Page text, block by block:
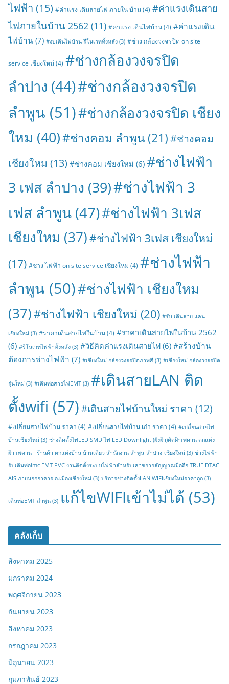
ไฟฟ้า (15) #ค่าแรง เดินสายไฟ ภายใน บ้าน(4) #ค่าแรงเดินสาย
ไฟภายในบ้าน 2562 (11) #ค่าแรง เดินไฟบ้าน(4) #ค่าแรงเดิน
ไฟบ้าน(7) #งบเดินไฟบ้าน รีโนเวททั้งหลัง (3) #ช่าง กล้องวงจรปิด on site
service เชียงใหม่ (4) #ช่างกล้องวงจรปิด
ลำปาง (44)#ช่างกล้องวงจรปิด
ลำพูน (51)#ช่างกล้องวงจรปิด เชียง
ใหม (40)#ช่างคอม ลำพูน (21)#ช่างคอม
เชียงใหม (13) #ช่างคอม เชียงใหม่ (6) #ช่างไฟฟ้า
3 เฟส ลำปาง (39)#ช่างไฟฟ้า 3
เฟส ลำพูน (47)#ช่างไฟฟ้า 3เฟส
เชียงใหม (37)#ช่างไฟฟ้า 3เฟส เชียงใหม่
(17) #ช่าง ไฟฟ้า on site service เชียงใหม่ (4) #ช่างไฟฟ้า
ลำพูน (50)#ช่างไฟฟ้า เชียงใหม
(37)#ช่างไฟฟ้า เชียงใหม่ (20) #รับ เดินสาย แลน
เชียงใหม่ (3) #ราคาเดินสายไฟในบ้าน(4) #ราคาเดินสายไฟในบ้าน 2562
(6) #รีโนเวทไฟฟ้าทั้งหลัง (3) #วิธีคิดค่าแรงเดินสายไฟ (6) #สร้างบ้าน
ต้องการช่างไฟฟ้า (7) #เชียงใหม่ กล้องวงจรปิดภาพสี (3) #เชียงใหม่ กล้องวงจรปิด
รุ่นใหม่ (3) #เดินท่อสายไฟEMT (3) #เดินสายLAN ติด
ตั้งwifi (57)#เดินสายไฟบ้านใหม่ ราคา (12)
#เปลี่ยนสายไฟบ้าน ราคา (4) #เปลี่ยนสายไฟบ้าน เก่า ราคา (4) #เปลี่ยนสายไฟ
บ้านเชียงใหม่ (3) ช่างติดตั้งไฟLED SMD ไฟ LED Downlight (ฝังฝ้า)ติดฝ้าเพดาน ตกแต่ง
ฝ้า เพดาน - ร้านค้า ตกแต่งบ้าน บ้านเดี่ยว สำนักงาน ลำพูน-ลำปาง-เชียงใหม่ (3) ช่างไฟฟ้า
รับเดินท่อimc EMT PVC งานติดตั้งระบบไฟฟ้าสำหรับเสาขยายสัญญาณมือถือ TRUE DTAC
AIS ภายนอกอาคาร อ.เมืองเชียงใหม่ (3) บริการช่างติดตั้งLAN WIFIเชียงใหม่ราคาถูก (3)
เดินท่อEMT ลำพูน (3) แก้ไขWIFIเข้าไม่ได้ (53)
คลังเก็บ
สิงหาคม 2025
มกราคม 2024
พฤศจิกายน 2023
กันยายน 2023
สิงหาคม 2023
กรกฎาคม 2023
มิถุนายน 2023
กุมภาพันธ์ 2023